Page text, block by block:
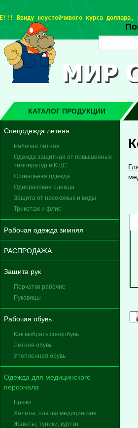
Ввиду неустойчивого курса
КАТАЛОГ ПРОДУКЦИИ
Спецодежда летняя
Рабочая летняя
Одежда защитная от повышенных
температур и КЩС
Сигнальная одежда
Одноразовая одежда
Защита от насекомых и воды
Трикотаж и флис
Рабочая одежда зимняя
РАСПРОДАЖА
Защита рук
Перчатки рабочие
Рукавицы
Рабочая обувь
Как выбрать спецобувь
Летняя обувь
Утепленная обувь
Одежда для медицинского
персонала
Брюки
Халаты, платья медицинские
Жакеты, туники, куртки